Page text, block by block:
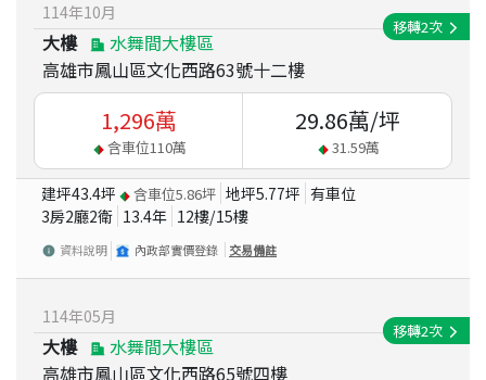
114年10月
大樓
水舞間大樓區
高雄市鳳山區文化西路63號十二樓
移轉2次
1,296萬
含車位110萬
29.86萬/坪
31.59萬
建坪43.4坪 含車位5.86坪 地坪5.77坪 有車位
3房2廳2衛 13.4年 12樓/15樓
資料說明 內政部實價登錄 交易備註
114年05月
大樓
水舞間大樓區
高雄市鳳山區文化西路65號四樓
移轉2次